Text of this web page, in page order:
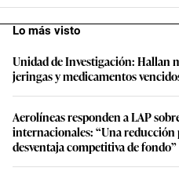
Lo más visto
Unidad de Investigación: Hallan
jeringas y medicamentos
Aerolíneas responden a LAP
internacionales: “Una reducción
desventaja competitiva de fondo”